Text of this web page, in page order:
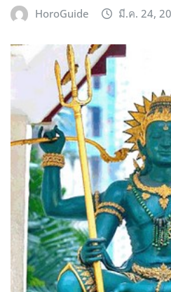
HoroGuide มี.ค. 24,